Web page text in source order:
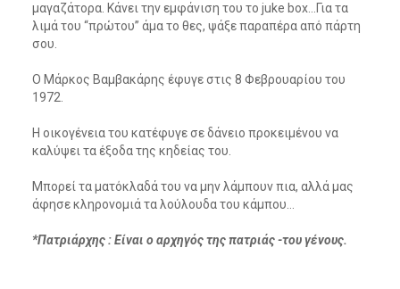
μαγαζάτορα. Κάνει την εμφάνιση του το juke box…Για τα
λιμά του “πρώτου” άμα το θες, ψάξε παραπέρα από πάρτη
σου.
Ο Μάρκος Βαμβακάρης έφυγε στις 8 Φεβρουαρίου του
1972.
Η οικογένεια του κατέφυγε σε δάνειο προκειμένου να
καλύψει τα έξοδα της κηδείας του.
Μπορεί τα ματόκλαδά του να μην λάμπουν πια, αλλά μας
άφησε κληρονομιά τα λούλουδα του κάμπου…
*Πατριάρχης : Είναι ο αρχηγός της πατριάς -του γένους.